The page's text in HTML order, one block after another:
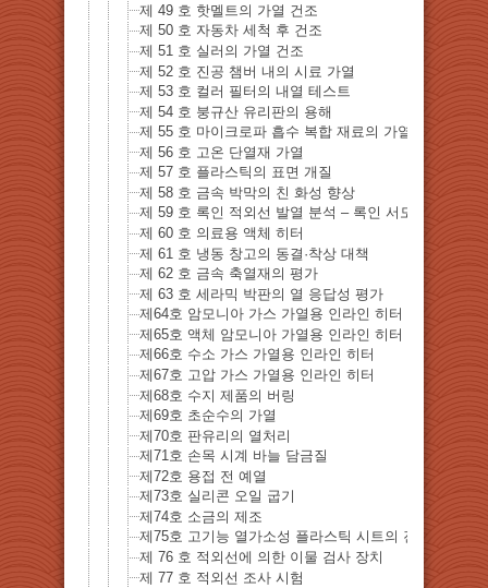
제 49 호 핫멜트의 가열 건조
제 50 호 자동차 세척 후 건조
제 51 호 실러의 가열 건조
제 52 호 진공 챔버 내의 시료 가열
제 53 호 컬러 필터의 내열 테스트
제 54 호 붕규산 유리판의 용해
제 55 호 마이크로파 흡수 복합 재료의 가열
제 56 호 고온 단열재 가열
제 57 호 플라스틱의 표면 개질
제 58 호 금속 박막의 친 화성 향상
제 59 호 록인 적외선 발열 분석 – 록인 서모그래피 방법
제 60 호 의료용 액체 히터
제 61 호 냉동 창고의 동결·착상 대책
제 62 호 금속 축열재의 평가
제 63 호 세라믹 박판의 열 응답성 평가
제64호 암모니아 가스 가열용 인라인 히터
제65호 액체 암모니아 가열용 인라인 히터
제66호 수소 가스 가열용 인라인 히터
제67호 고압 가스 가열용 인라인 히터
제68호 수지 제품의 버링
제69호 초순수의 가열
제70호 판유리의 열처리
제71호 손목 시계 바늘 담금질
제72호 용접 전 예열
제73호 실리콘 오일 굽기
제74호 소금의 제조
제75호 고기능 열가소성 플라스틱 시트의 진공 성형
제 76 호 적외선에 의한 이물 검사 장치
제 77 호 적외선 조사 시험